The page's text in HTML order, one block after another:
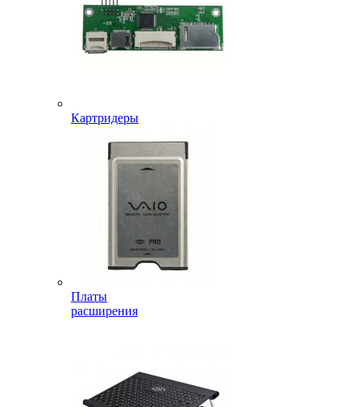
Картридеры
Платы
расширения